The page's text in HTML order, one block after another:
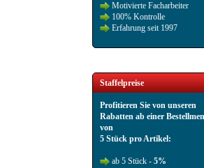
Motivierte Facharbeiter
100% Kontrolle
Erfahrung seit 1997
Staffelpreise
Profitieren Sie von unseren
Rabatten ab einer
von
5 Stück pro Artikel:
ab 5 Stück - 5%